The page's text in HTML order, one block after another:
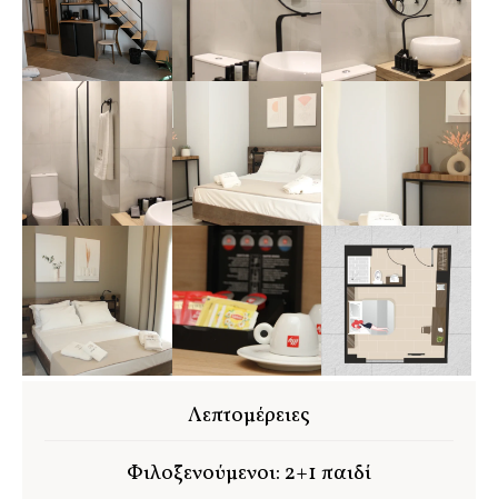
Λεπτομέρειες
Φιλοξενούμενοι: 2+1 παιδί